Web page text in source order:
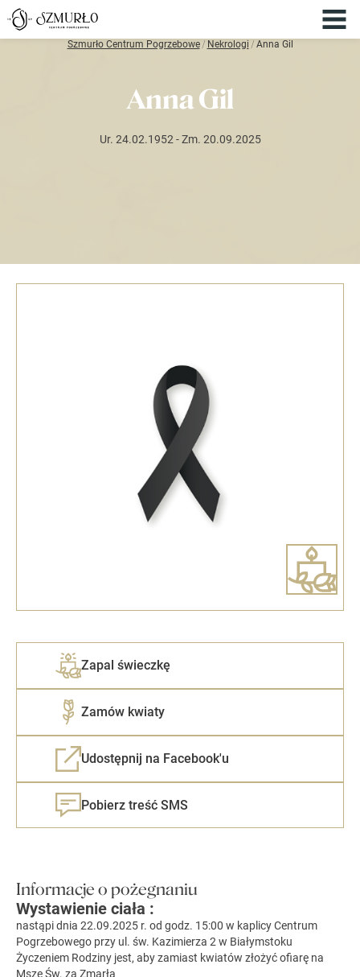
Szmurło Centrum Pogrzebowe/ Nekrologi / Anna Gil
Anna Gil
Ur. 24.02.1952 - Zm. 20.09.2025
Zapal świeczkę
Zamów kwiaty
Udostępnij na Facebook'u
Pobierz treść SMS
Informacje o pożegnaniu
Wystawienie ciała :
nastąpi dnia 22.09.2025 r. od godz. 15:00 w kaplicy Centrum
Pogrzebowego przy ul. św. Kazimierza 2 w Białymstoku
Życzeniem Rodziny jest, aby zamiast kwiatów złożyć ofiarę na